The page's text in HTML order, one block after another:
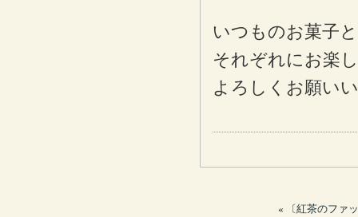
いつものお菓子
それぞれにお楽
よろしくお願い
« 〔紅茶のファ